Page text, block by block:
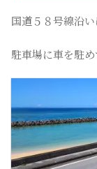
国道５８号線沿
駐車場に車を駐